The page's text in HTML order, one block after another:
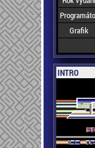
Grafik
INTRO